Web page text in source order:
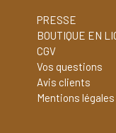
PRESSE
BOUTIQUE EN
CGV
Vos questions
Avis clients
Mentions